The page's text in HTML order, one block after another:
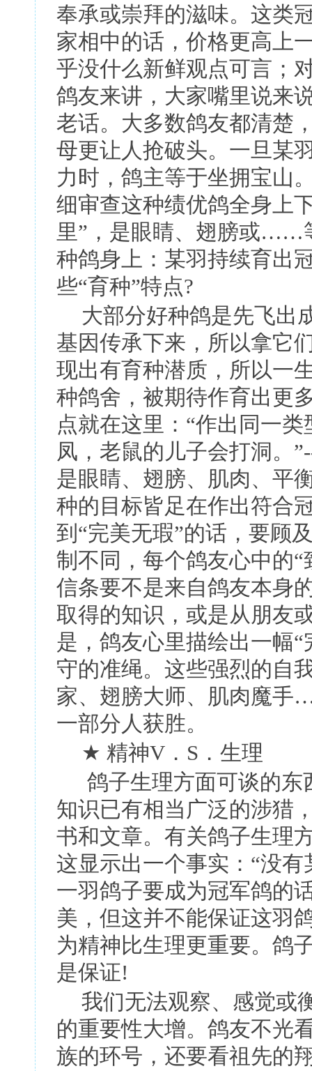
奉承或崇拜的滋味。这类
家相中的话，价格更高上
乎没什么新鲜观点可言；
鸽友来讲，大家嘴里说来
老话。大多数鸽友都清楚
母更让人抢破头。一旦某
力时，鸽主等于坐拥宝山
细审查这种绩优鸽全身上
里” ，是眼睛、翅膀或……
种鸽身上：某羽持续育出
些“育种”特点?
大部分好种鸽是先飞出
基因传承下来，所以拿它
现出有育种潜质，所以一
种鸽舍，被期待作育出更
点就在这里： “作出同一类
凤，老鼠的儿子会打洞。
是眼睛、翅膀、肌肉、平
种的目标皆足在作出符合
到 “完美无瑕”的话，要顾
制不同，每个鸽友心中的“
信条要不是来自鸽友本身
取得的知识，或是从朋友
是，鸽友心里描绘出一幅“
守的准绳。这些强烈的自
家、翅膀大师、肌肉魔手
一部分人获胜。
★ 精神V ． S ．生理
鸽子生理方面可谈的
知识已有相当广泛的涉猎
书和文章。有关鸽子生理
这显示出一个事实： “没有
一羽鸽子要成为冠军鸽的
美，但这并不能保证这羽
为精神比生理更重要。鸽
是保证!
我们无法观察、感觉或
的重要性大增。鸽友不光
族的环号，还要看祖先的